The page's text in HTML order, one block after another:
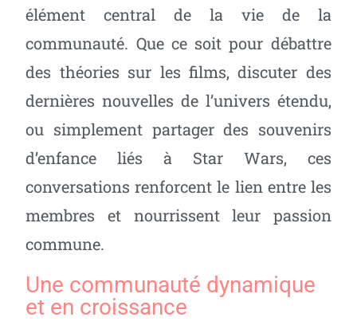
élément central de la vie de la
communauté. Que ce soit pour débattre
des théories sur les films, discuter des
dernières nouvelles de l’univers étendu,
ou simplement partager des souvenirs
d’enfance liés à Star Wars, ces
conversations renforcent le lien entre les
membres et nourrissent leur passion
commune.
Une communauté dynamique
et en croissance